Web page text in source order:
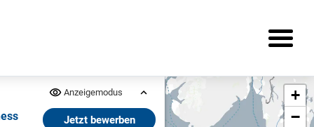
Anzeigemodus
Jetzt bewerben
+
−